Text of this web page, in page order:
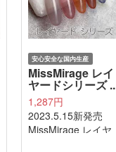
安心安全な国内生産
MissMirage レイ
ヤードシリーズ ..
1,287円
2023.5.15新発売
MissMirage レイヤ